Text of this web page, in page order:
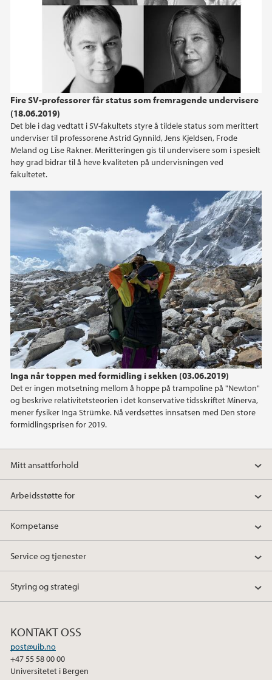
Fire SV-professorer får status som fremragende undervisere
(18.06.2019)
Det ble i dag vedtatt i SV-fakultets styre å tildele status som merittert
underviser til professorene Astrid Gynnild, Jens Kjeldsen, Frode
Meland og Lise Rakner. Meritteringen gis til undervisere som i spesielt
høy grad bidrar til å heve kvaliteten på undervisningen ved
fakultetet.
Inga når toppen med formidling i sekken (03.06.2019)
Det er ingen motsetning mellom å hoppe på trampoline på "Newton"
og beskrive relativitetsteorien i det konservative tidsskriftet Minerva,
mener fysiker Inga Strümke. Nå verdsettes innsatsen med Den store
formidlingsprisen for 2019.
2016
2014
Mitt ansattforhold
Arbeidsstøtte for
Kompetanse
Service og tjenester
Styring og strategi
KONTAKT OSS
post@uib.no
+47 55 58 00 00
Universitetet i Bergen